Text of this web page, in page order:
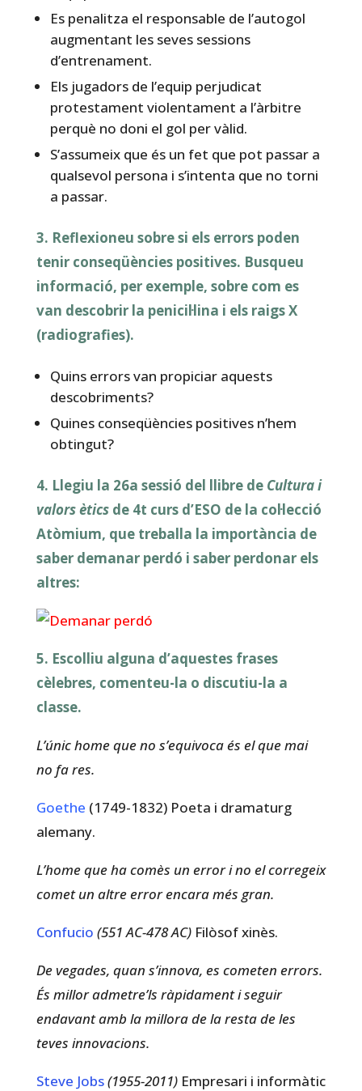
Es penalitza el responsable de l’autogol
augmentant les seves sessions
d’entrenament.
Els jugadors de l’equip perjudicat
protestament violentament a l’àrbitre
perquè no doni el gol per vàlid.
S’assumeix que és un fet que pot passar a
qualsevol persona i s’intenta que no torni
a passar.
3. Reflexioneu sobre si els errors poden
tenir conseqüències positives. Busqueu
informació, per exemple, sobre com es
van descobrir la penicil·lina i els raigs X
(radiografies).
Quins errors van propiciar aquests
descobriments?
Quines conseqüències positives n’hem
obtingut?
4. Llegiu la 26a sessió del llibre de Cultura i
valors èticsde 4t curs d’ESO de la col·lecció
Atòmium, que treballa la importància de
saber demanar perdó i saber perdonar els
altres:
5. Escolliu alguna d’aquestes frases
cèlebres, comenteu-la o discutiu-la a
classe.
L’únic home que no s’equivoca és el que mai
no fa res.
Goethe (1749-1832) Poeta i dramaturg
alemany.
L’home que ha comès un error i no el corregeix
comet un altre error encara més gran.
Confucio (551 AC-478 AC)Filòsof xinès.
De vegades, quan s’innova, es cometen errors.
És millor admetre’ls ràpidament i seguir
endavant amb la millora de la resta de les
teves innovacions.
Steve Jobs(1955-2011) Empresari i informàtic